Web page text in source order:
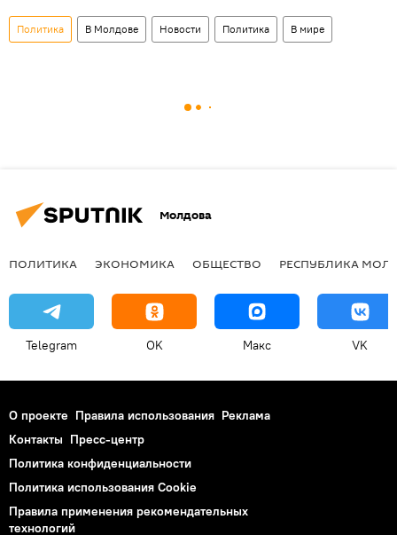
Политика В Молдове Новости Политика В мире
Молдова
ПОЛИТИКА ЭКОНОМИКА ОБЩЕСТВО РЕСПУБЛИКА
Telegram OK Макс VK
О проекте Правила использования Реклама
Контакты Пресс-центр
Политика конфиденциальности
Политика использования Cookie
Правила применения рекомендательных
технологий